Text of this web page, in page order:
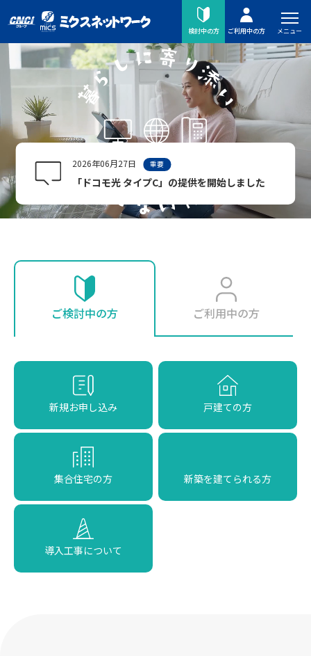
検討中の方 ご利用中の方 メニュー
2026年06月27日 重要
「ドコモ光 タイプC」の提供を開始しました
ご検討中の方 ご利用中の方
新規お申し込み 戸建ての方
集合住宅の方 新築を建てられる方
導入工事について